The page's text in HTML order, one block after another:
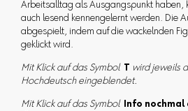
Arbeitsalltag als Ausgangspunkt haben,
auch lesend kennengelernt werden. Die
abgespielt, indem auf die wackelnden
geklickt wird.
Mit Klick auf das Symbol T
wird jeweils
Hochdeutsch eingeblendet.
Mit Klick auf das Symbol Info nochmal